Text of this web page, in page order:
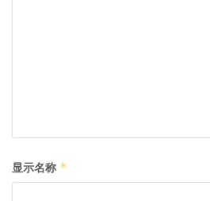
显示名称 *